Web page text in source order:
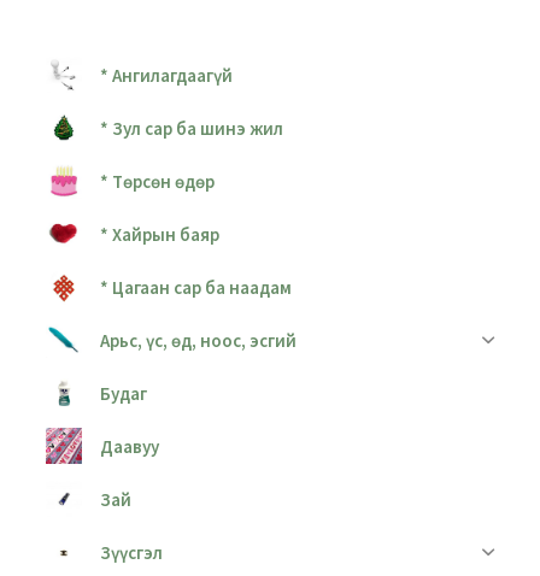
* Ангилагдаагүй
* Зул сар ба шинэ жил
* Төрсөн өдөр
* Хайрын баяр
* Цагаан сар ба наадам
Арьс, үс, өд, ноос, эсгий
Будаг
Даавуу
Зай
Зүүсгэл